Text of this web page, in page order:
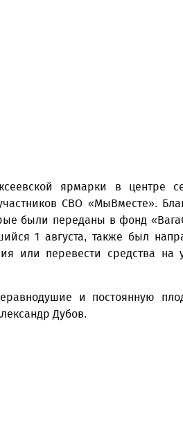
ярмарки в центре
СВО «МыВместе».
были переданы в фонд
1 августа, также был
или перевести средства на
и постоянную
Дубов.